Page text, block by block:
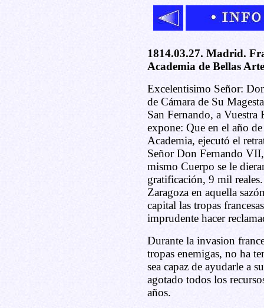
1814.03.27. Madrid.
Academia de Bellas
Excelentisimo Señor:
de Cámara de Su
San Fernando, a Vuestra
expone: Que en el año
Academia, ejecutó el
Señor Don Fernando
mismo Cuerpo se le
gratificación, 9 mil
Zaragoza en aquella
capital las tropas
imprudente hacer
Durante la invasion
tropas enemigas, no ha
sea capaz de ayudarle a
agotado todos los
años.